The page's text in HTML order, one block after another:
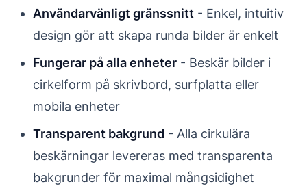
Användarvänligt gränssnitt - Enkel, intuitiv
design gör att skapa runda bilder är enkelt
Fungerar på alla enheter - Beskär bilder i
cirkelform på skrivbord, surfplatta eller
mobila enheter
Transparent bakgrund - Alla cirkulära
beskärningar levereras med transparenta
bakgrunder för maximal mångsidighet